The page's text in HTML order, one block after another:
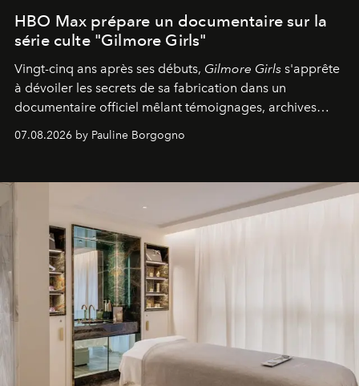
HBO Max prépare un documentaire sur la
série culte "Gilmore Girls"
Vingt-cinq ans après ses débuts, Gilmore Girls s'apprête
à dévoiler les secrets de sa fabrication dans un
documentaire officiel mêlant témoignages, archives
générationnel.
07.08.2026 by Pauline Borgogno